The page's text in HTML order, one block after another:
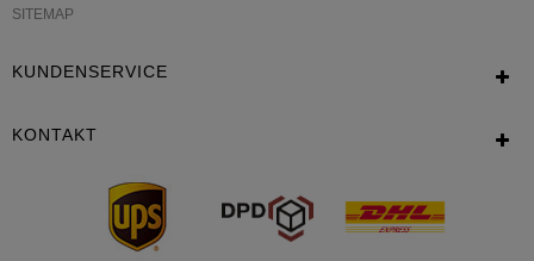
SITEMAP
KUNDENSERVICE
KONTAKT